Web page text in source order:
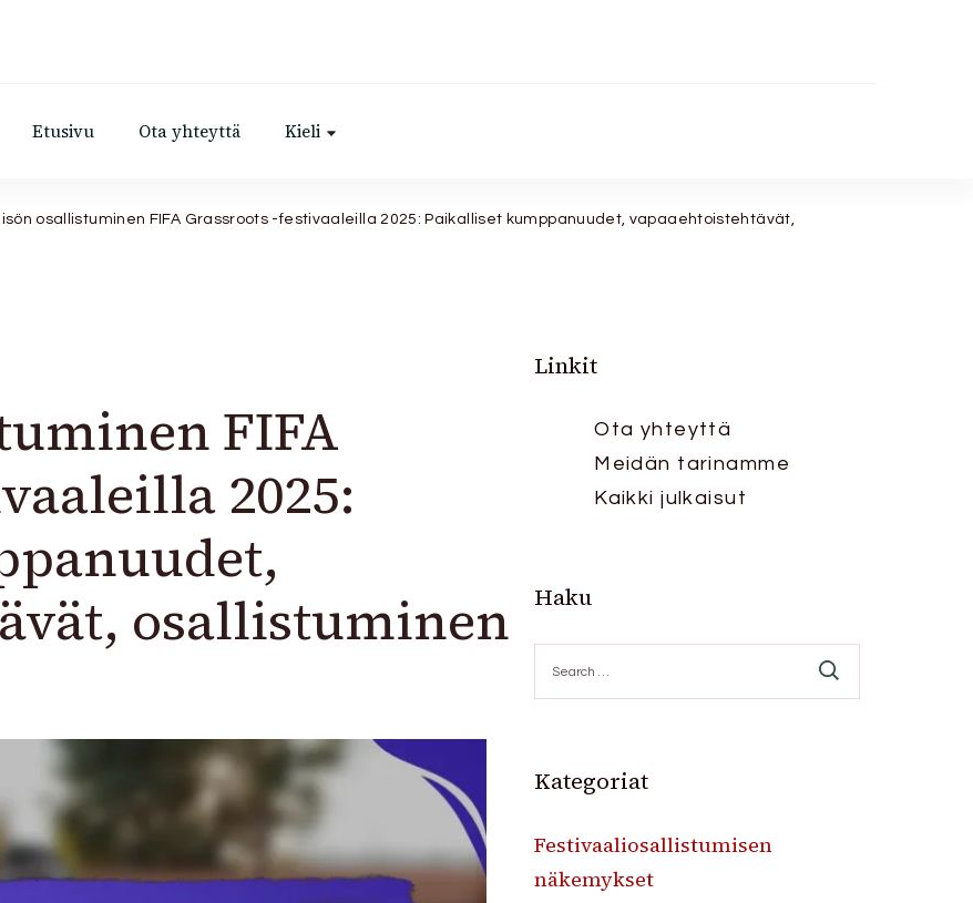
Etusivu Ota yhteyttä Kieli
osallistuminen FIFA Grassroots -festivaaleilla 2025: Paikalliset kumppanuudet, vapaaehtoistehtävät,
FIFA
2025:
osallistuminen
Linkit
Ota yhteyttä
Meidän tarinamme
Kaikki julkaisut
Haku
for:
Kategoriat
Festivaaliosallistumisen
näkemykset